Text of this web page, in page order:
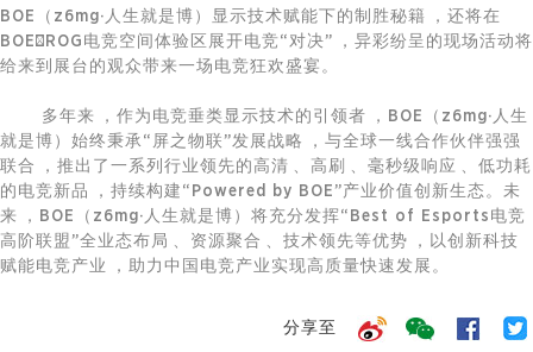
BOE（z6mg·人生就是博）显示技术赋能下的制胜秘籍，还将在
BOE×ROG电竞空间体验区展开电竞“对决”，异彩纷呈的现场活动将
给来到展台的观众带来一场电竞狂欢盛宴。
多年来，作为电竞垂类显示技术的引领者，BOE（z6mg·人生
就是博）始终秉承“屏之物联”发展战略，与全球一线合作伙伴强强
联合，推出了一系列行业领先的高清、高刷、毫秒级响应、低功耗
的电竞新品，持续构建“Powered by BOE”产业价值创新生态。未
来，BOE（z6mg·人生就是博）将充分发挥“Best of Esports电竞
高阶联盟”全业态布局、资源聚合、技术领先等优势，以创新科技
赋能电竞产业，助力中国电竞产业实现高质量快速发展。
分享至